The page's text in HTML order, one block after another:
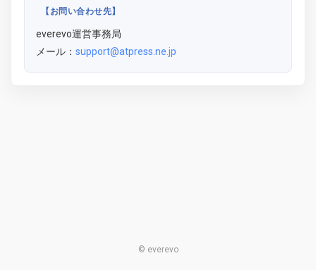
【お問い合わせ先】
everevo運営事務局
メール： support@atpress.ne.jp
© everevo